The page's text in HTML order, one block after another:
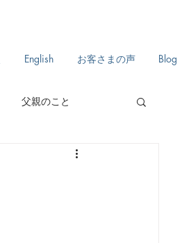
English お客さまの声 Blog
父親のこと
日々のこと